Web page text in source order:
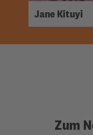
Jane Kituyi
Josephine
Le Silialath
Yuri Z.
Zum